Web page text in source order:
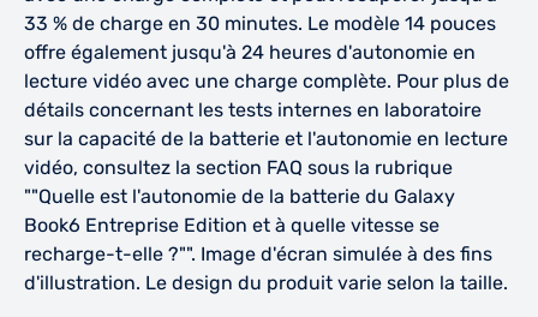
33 % de charge en 30 minutes. Le modèle 14 pouces
offre également jusqu'à 24 heures d'autonomie en
lecture vidéo avec une charge complète. Pour plus de
détails concernant les tests internes en laboratoire
sur la capacité de la batterie et l'autonomie en lecture
vidéo, consultez la section FAQ sous la rubrique
""Quelle est l'autonomie de la batterie du Galaxy
Book6 Entreprise Edition et à quelle vitesse se
recharge-t-elle ?"". Image d'écran simulée à des fins
d'illustration. Le design du produit varie selon la taille.